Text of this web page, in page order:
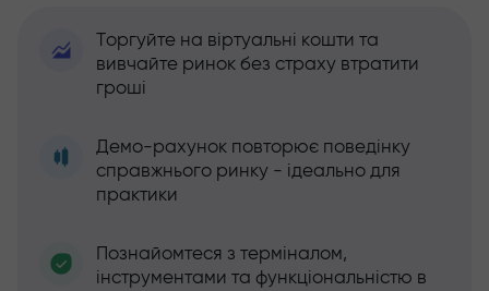
Торгуйте на віртуальні кошти та
вивчайте ринок без страху втратити
гроші
Демо-рахунок повторює поведінку
справжнього ринку - ідеально для
практики
Познайомтеся з терміналом,
інструментами та функціональністю в